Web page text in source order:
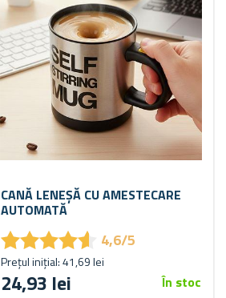
CANĂ LENEȘĂ CU AMESTECARE
AUTOMATĂ
★★★★★
★★★★★ 4,6/5
Prețul inițial: 41,69 lei
24,93 lei În stoc